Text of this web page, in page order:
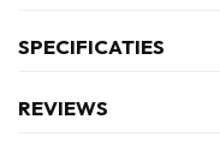
SPECIFICATIES
REVIEWS